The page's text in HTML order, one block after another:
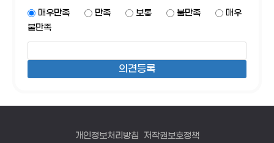
매우만족 만족 보통 불만족
매우
불만족
개인정보처리방침 저작권보호정책